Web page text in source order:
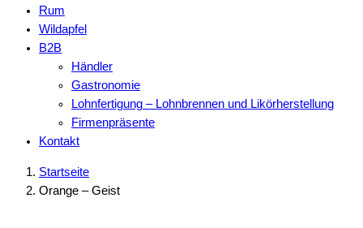
Rum
Wildapfel
B2B
Händler
Gastronomie
Lohnfertigung – Lohnbrennen und Likörherstellung
Firmenpräsente
Kontakt
Startseite
Orange – Geist